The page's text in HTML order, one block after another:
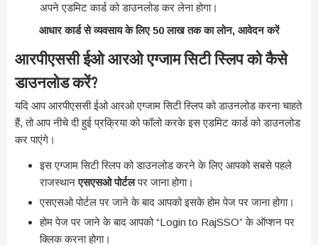
अपने एडमिट कार्ड को डाउनलोड कर लेना होगा।
आधार कार्ड से व्यवसाय के लिए 50 लाख तक का लोन, आवेदन करें
आरपीएससी ईओ आरओ एग्जाम सिटी स्लिप को कैसे
डाउनलोड करें?
यदि आप आरपीएससी ईओ आरओ एग्जाम सिटी स्लिप को डाउनलोड करना चाहते
हैं, तो आप नीचे दी हुई प्रक्रिया को फॉलो करके इस एडमिट कार्ड को डाउनलोड
कर पाएंगे।
इस एग्जाम सिटी स्लिप को डाउनलोड करने के लिए आपको सबसे पहले
राजस्थानएसएसओ पोर्टलपर जाना होगा।
एसएसओ पोर्टल पर जाने के बाद आपको इसके होम पेज पर जाना होगा।
होम पेज पर जाने के बाद आपको “Login to RajSSO” के ऑप्शन पर
क्लिक करना होगा।